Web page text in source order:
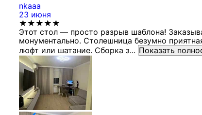
nkaaa
23 июня
★★★★★
Этот стол — просто разрыв шаблона!
монументально. Столешница безумно
люфт или шатание. Сборка з... Показать